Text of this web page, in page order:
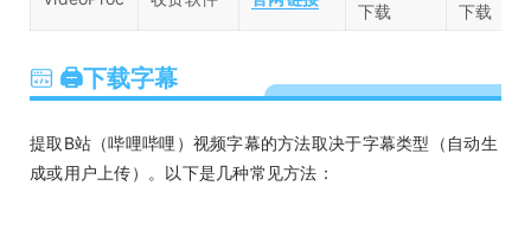
下载
下载
🖨下载字幕
提取B站（哔哩哔哩）视频字幕的方法取决于字幕类型（自动生
成或用户上传）。以下是几种常见方法：